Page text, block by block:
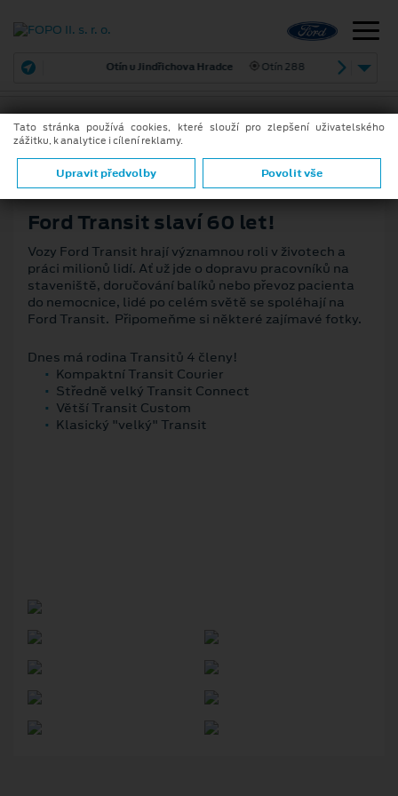
Otín u Jindřichova Hradce Otín 288
18. 7. 2025
Ford Transit slaví 60 let!
Vozy Ford Transit hrají významnou roli v životech a
práci milionů lidí. Ať už jde o dopravu pracovníků na
staveniště, doručování balíků nebo převoz pacienta
do nemocnice, lidé po celém světě se spoléhají na
Ford Transit. Připomeňme si některé zajímavé fotky.
Dnes má rodina Transitů 4 členy!
Kompaktní Transit Courier
Středně velký Transit Connect
Větší Transit Custom
Klasický "velký" Transit
Tato stránka používá cookies, které slouží pro zlepšení uživatelského
zážitku, k analytice i cílení reklamy.
Upravit předvolby Povolit vše